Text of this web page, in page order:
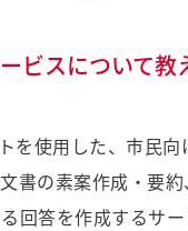
ビスについて教
を使用した、市民
書の素案作成・要
回答を作成するサー